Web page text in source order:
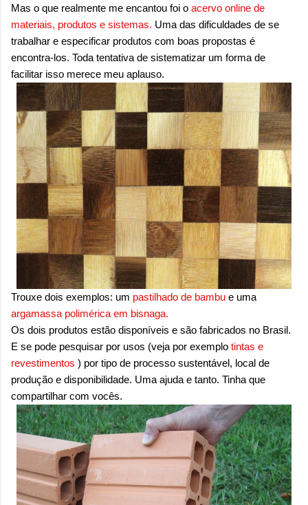
Mas o que realmente me encantou foi o acervo online de
materiais, produtos e sistemas. Uma das dificuldades de se
trabalhar e especificar produtos com boas propostas é
encontra-los. Toda tentativa de sistematizar um forma de
facilitar isso merece meu aplauso.
Trouxe dois exemplos: um pastilhado de bambu e uma
argamassa polimérica em bisnaga.
Os dois produtos estão disponíveis e são fabricados no Brasil.
E se pode pesquisar por usos (veja por exemplo tintas e
revestimentos ) por tipo de processo sustentável, local de
produção e disponibilidade. Uma ajuda e tanto. Tinha que
compartilhar com vocês.